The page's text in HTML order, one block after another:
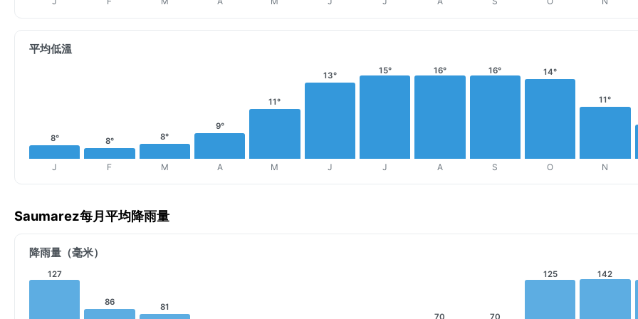
平均低溫
8°
J
8°
F
8°
M
9°
A
11°
M
13°
J
15°
J
16°
A
16°
S
14°
O
11°
N
Saumarez每月平均降雨量
降雨量（毫米）
127
86
81
70
70
125 142